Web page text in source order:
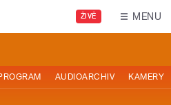
ŽIVĚ MENU
AUDIOARCHIV KAMERY